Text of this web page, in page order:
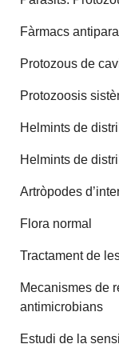
Fàrmacs
Protozous de
Protozoosis
Helmints de
Helmints de
Artròpodes
Flora normal
Tractament de
Mecanismes de
antimicrobians
Estudi de la